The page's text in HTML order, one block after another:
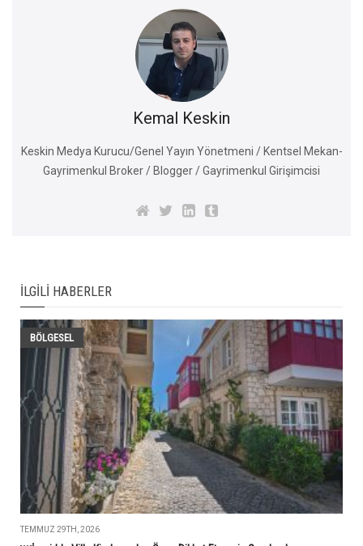
Kemal Keskin
Keskin Medya Kurucu/Genel Yayın Yönetmeni / Kentsel Mekan-
Gayrimenkul Broker / Blogger / Gayrimenkul Girişimcisi
İLGILI HABERLER
BÖLGESEL
TEMMUZ 29TH, 2026